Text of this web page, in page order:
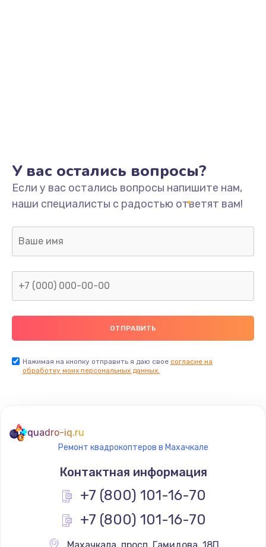
У вас остались вопросы?
Если у вас остались вопросы напишите нам,
наши специалисты с радостью ответят вам!
Нажимая на кнопку отправить я даю свое согласие на
обработку моих персональных данных.
quadro-iq.ru
Ремонт квадрокоптеров в Махачкале
Контактная информация
+7 (800) 101-16-70
+7 (800) 101-16-70